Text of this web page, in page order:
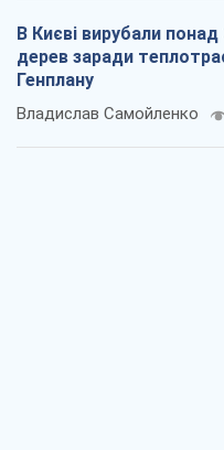
В Києві вирубали
дерев заради
Генплану
Владислав Самойленко